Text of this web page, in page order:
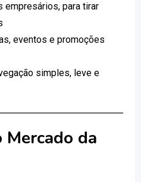
empresários, para tirar
eventos e promoções
simples, leve e
Mercado da